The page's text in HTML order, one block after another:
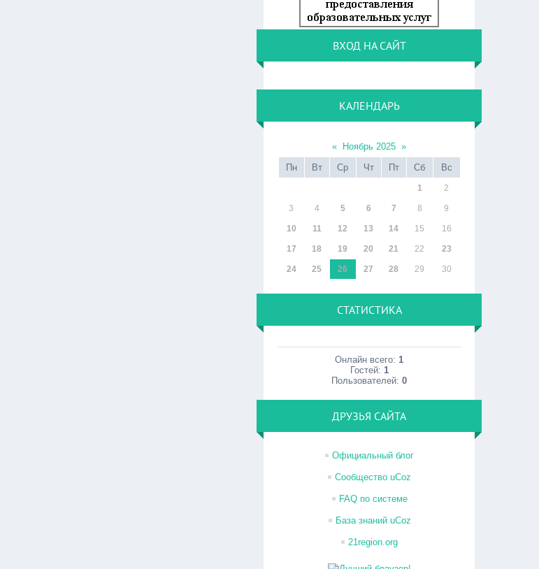
ВХОД НА САЙТ
КАЛЕНДАРЬ
« Ноябрь 2025 »
Пн
Вт Ср Чт Пт Сб Вс
1 2
3 4 5 6 7 8 9
10 11 12 13 14 15 16
17 18 19 20 21 22 23
24 25 26 27 28 29 30
СТАТИСТИКА
Онлайн всего:1
Гостей: 1
Пользователей:0
ДРУЗЬЯ САЙТА
Официальный блог
Сообщество uCoz
FAQ по системе
База знаний uCoz
21region.org